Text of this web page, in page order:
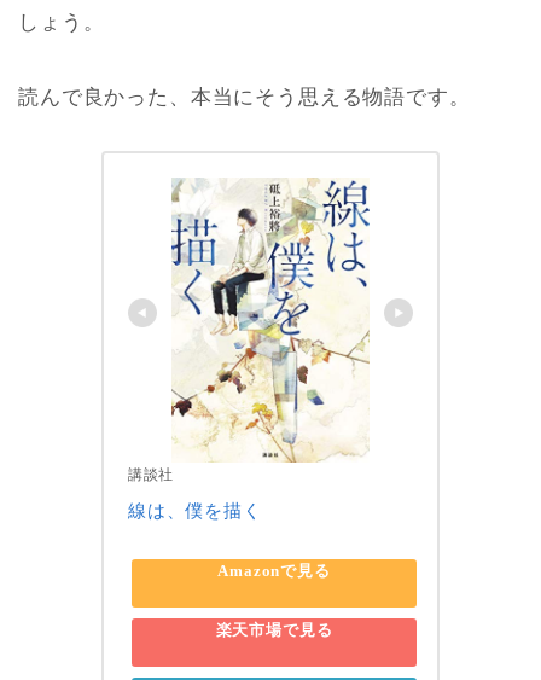
しょう。
読んで良かった、本当にそう思える物語です。
講談社
線は、僕を描く
Amazonで見る
楽天市場で見る